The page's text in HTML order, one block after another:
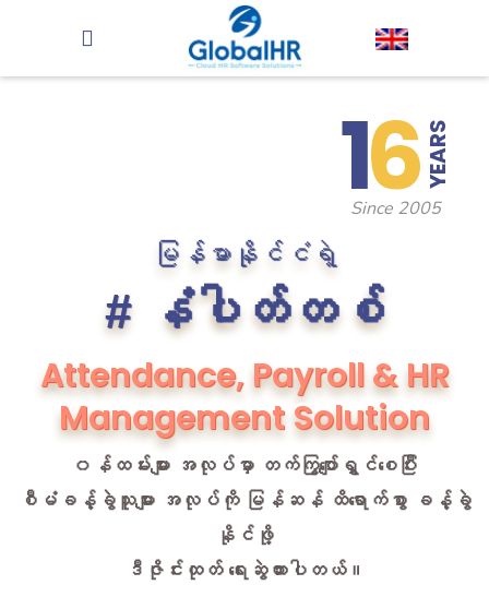
16YEARS
Since 2005
မြန်မာနိုင်ငံရဲ့
# နံပါတ်တစ်
Attendance, Payroll & HR
Management Solution
၀န်ထမ်းများ အလုပ်မှာ တက်ကြွပျော်ရွှင်စေပြီး
စီမံခန့်ခွဲသူများ အလုပ်ကို မြန်ဆန် ထိရောက်စွာ ခန့်ခွဲ
နိုင်ဖို့
ဒီဇိုင်းထုတ် ရေးဆွဲထားပါတယ်။